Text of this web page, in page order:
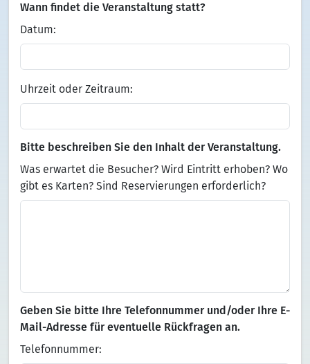
Wann findet die Veranstaltung statt?
Datum:
Uhrzeit oder Zeitraum:
Bitte beschreiben Sie den Inhalt der Veranstaltung.
Was erwartet die Besucher? Wird Eintritt erhoben? Wo
gibt es Karten? Sind Reservierungen erforderlich?
Geben Sie bitte Ihre Telefonnummer und/oder Ihre E-
Mail-Adresse für eventuelle Rückfragen an.
Telefonnummer: